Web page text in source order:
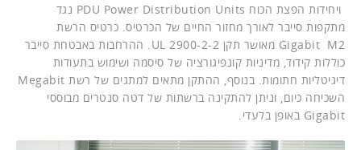
ויחידות הפצת הכוח PDU Power Distribution Units נגד
מתקפות סייבר לאורך מחזור החיים של הכרטיס. כרטיס הרשת
Gigabit M2 מאושר תקן UL 2900-2-2. ההרחבות באבטחת סייבר
כוללות קידוד, מדיניות קונפיגורציה של סיסמה ושימוש בתעודות
דיגיטליות חתומות. בנוסף, ההתקן מתאים למתגים של רשת Megabit
השכיחה כיום, וניתן להתקינה ברשתות של דטה סנטרים מבוססי
Gigabit באופן בלעדי.